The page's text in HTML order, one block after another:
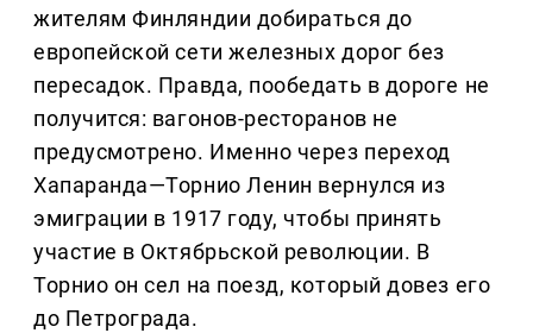
жителям Финляндии добираться до
европейской сети железных дорог без
пересадок. Правда, пообедать в дороге не
получится: вагонов-ресторанов не
предусмотрено. Именно через переход
Хапаранда—Торнио Ленин вернулся из
эмиграции в 1917 году, чтобы принять
участие в Октябрьской революции. В
Торнио он сел на поезд, который довез его
до Петрограда.